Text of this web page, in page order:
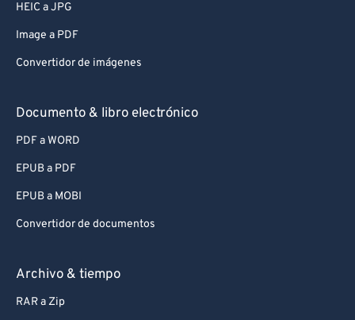
HEIC a JPG
Image a PDF
Convertidor de imágenes
Documento & libro electrónico
PDF a WORD
EPUB a PDF
EPUB a MOBI
Convertidor de documentos
Archivo & tiempo
RAR a Zip